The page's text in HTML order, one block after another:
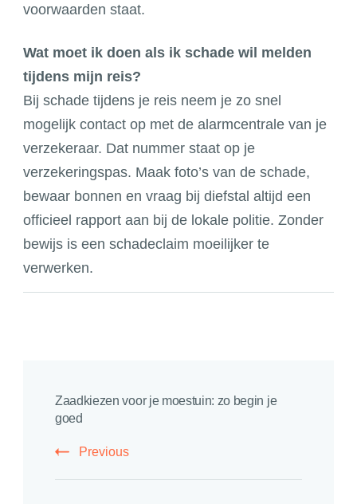
voorwaarden staat.
Wat moet ik doen als ik schade wil melden
tijdens mijn reis?
Bij schade tijdens je reis neem je zo snel
mogelijk contact op met de alarmcentrale van je
verzekeraar. Dat nummer staat op je
verzekeringspas. Maak foto’s van de schade,
bewaar bonnen en vraag bij diefstal altijd een
officieel rapport aan bij de lokale politie. Zonder
bewijs is een schadeclaim moeilijker te
verwerken.
Navigation
Zaadkiezen voor je moestuin: zo begin je
goed
Previous